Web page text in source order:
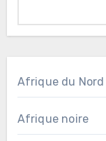
Afrique du Nord
Afrique noire